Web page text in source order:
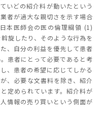
いどの紹介料が動いたという
者が過大な親切さを示す場合
本医師会の医の倫理綱領 (1)
旋したり、そのような行為を
、自分の利益を優先して患者
患者にとって必要であると考
、患者の希望に応じてしかる
、必要な文書料を除き、紹介
定められています。紹介料が
情報の売り買いという側面が